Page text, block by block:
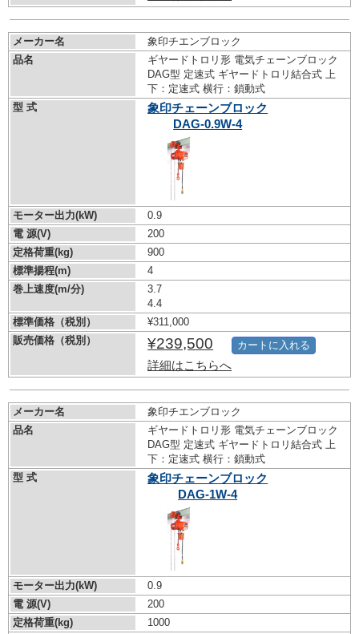
メーカー名
象印チエンブロック
品名
ギヤードトロリ形 電気チェーンブロック
DAG型 定速式 ギヤードトロリ結合式 上
下：定速式 横行：鎖動式
型 式
象印チェーンブロック
DAG-0.9W-4
モーター出力(kW)
0.9
電 源(V)
200
定格荷重(kg)
900
標準揚程(m)
4
巻上速度(m/分)
3.7
4.4
標準価格（税別）
¥311,000
販売価格（税別）
¥239,500
詳細はこちらへ
カートに入れる
メーカー名
象印チエンブロック
品名
ギヤードトロリ形 電気チェーンブロック
DAG型 定速式 ギヤードトロリ結合式 上
下：定速式 横行：鎖動式
型 式
象印チェーンブロック
DAG-1W-4
モーター出力(kW)
0.9
電 源(V)
200
定格荷重(kg)
1000